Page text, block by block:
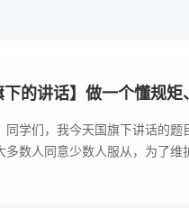
下的讲话】做一个懂规
同学们，我今天国旗下讲话的题
多数人同意少数人服从，为了维